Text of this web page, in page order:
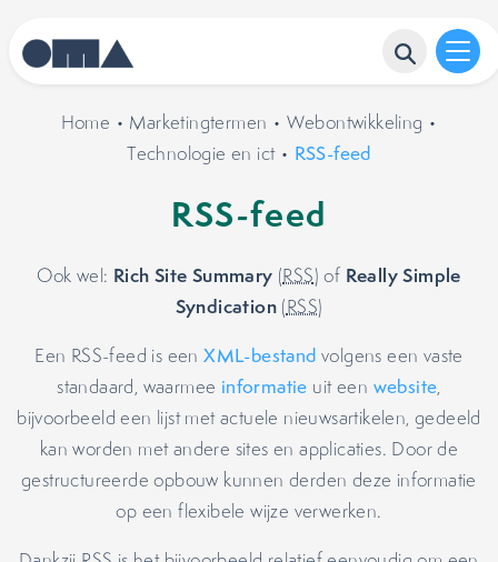
Home • Marketingtermen • Webontwikkeling •
Technologie en ict• RSS-feed
RSS-feed
Ook wel: Rich Site Summary (RSS) of Really Simple
Syndication(RSS)
Een RSS-feed is eenXML-bestand volgens een vaste
standaard, waarmee informatie uit een website,
bijvoorbeeld een lijst met actuele nieuwsartikelen, gedeeld
kan worden met andere sites en applicaties. Door de
gestructureerde opbouw kunnen derden deze informatie
op een flexibele wijze verwerken.